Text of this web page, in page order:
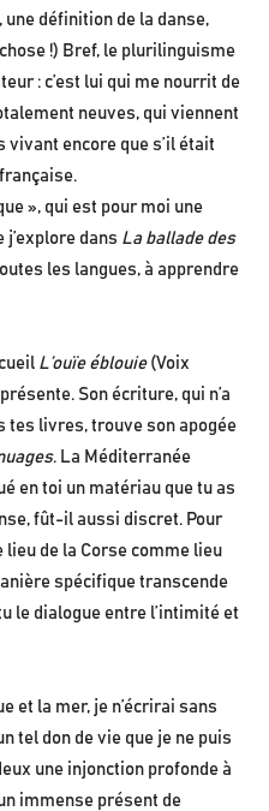
définition de la danse,
!) Bref, le plurilinguisme
: c’est lui qui me nourrit de
neuves, qui viennent
encore que s’il était
», qui est pour moi une
dans La ballade des
les langues, à apprendre
L’ouïe éblouie(Voix
Son écriture, qui n’a
tes livres, trouve son apogée
. La Méditerranée
en toi un matériau que tu as
fût-il aussi discret. Pour
de la Corse comme lieu
spécifique transcende
le dialogue entre l’intimité et
et la mer, je n’écrirai sans
tel don de vie que je ne puis
une injonction profonde à
immense présent de